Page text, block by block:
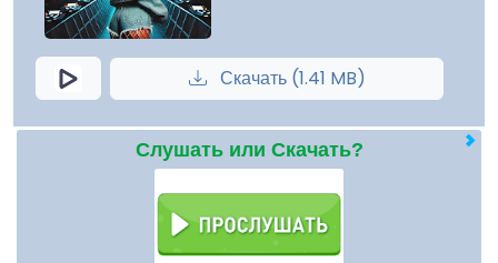
Скачать (1.41 MB)
Слушать или Скачать?